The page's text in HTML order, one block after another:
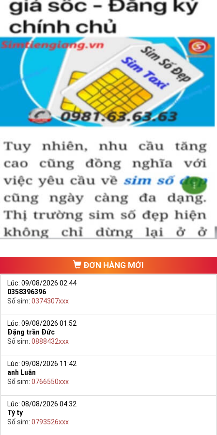
Hướng dẫn mua Sim Tứ Quý 2 tại
Simtiengiang.vn.
Sim Tiền Giang là đơn vị cung cấp
Tứ Quý, sim giá rẻ uy
tín chất lượng.
Chọn mua sim số đẹp thường mất nhiều thời gian ở khoản lựa số,
một số phải vừa đẹp, vừa tốt về phong thủy thì mới là sim hoàn
hảo. Vậy phải làm sao?
- Cách nhanh nhất để chọn mua được Sim Tứ Quý 2 là bạn vào
trang chủ của Sim Tiền Giang, chọn mục “
Sim giảm giá
“ ở ngay đầu
trang chủ. Đây là danh sách sim được đại lý giảm giá vì một số lý
Ngoài ra quý khách chưa ưng ý về Sim Tứ Quý 2 có cũng thể tham
khảo thêm Sim Vinaphone,Sim Gmobile, Sim Tứ Quý Giữa
- Bạn cũng có thể mua sim bằng cách như sau:
ĐƠN HÀNG MỚI
Lúc: 09/08/2026 02:44
0358396396
Số sim: 0374307xxx
Lúc: 09/08/2026 01:52
Đặng trần Đức
Số sim: 0888432xxx
Lúc: 09/08/2026 11:42
anh Luân
Số sim: 0766550xxx
Lúc: 08/08/2026 04:32
Tý ty
Số sim: 0793526xxx